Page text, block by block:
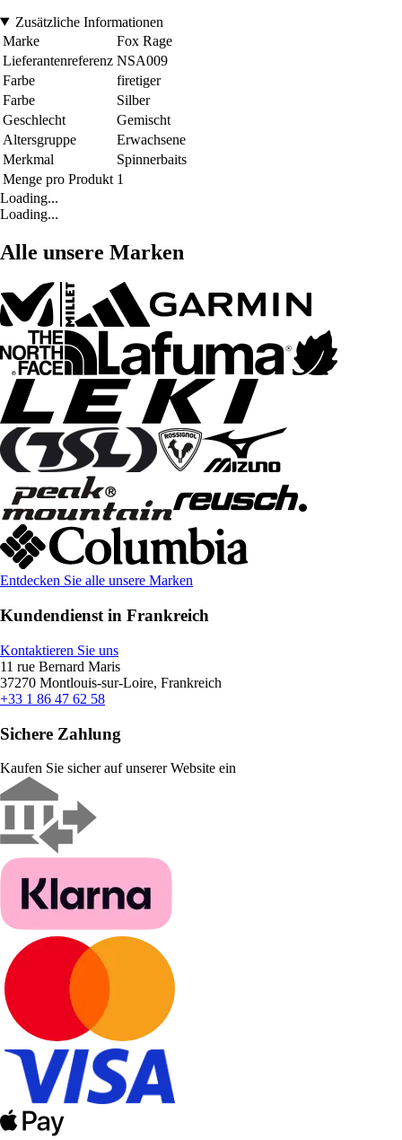
Zusätzliche Informationen
Marke
Fox Rage
Lieferantenreferenz NSA009
Farbe
firetiger
Farbe
Silber
Geschlecht
Gemischt
Altersgruppe
Erwachsene
Merkmal
Spinnerbaits
Menge pro Produkt 1
Loading...
Loading...
Alle unsere Marken
Entdecken Sie alle unsere Marken
Kundendienst in Frankreich
Kontaktieren Sie uns
11 rue Bernard Maris
37270 Montlouis-sur-Loire, Frankreich
+33 1 86 47 62 58
Sichere Zahlung
Kaufen Sie sicher auf unserer Website ein